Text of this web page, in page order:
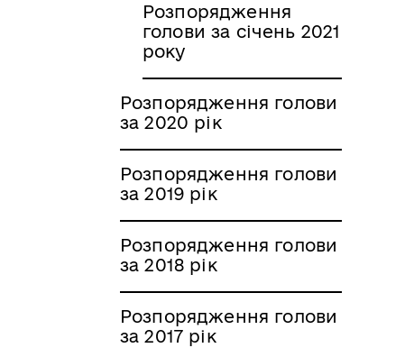
Розпорядження
голови за січень 2021
року
Розпорядження голови
за 2020 рік
Розпорядження голови
за 2019 рік
Розпорядження голови
за 2018 рік
Розпорядження голови
за 2017 рік